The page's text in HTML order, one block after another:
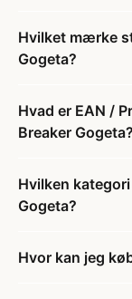
Hvilket mærke
Gogeta?
Hvad er EAN /
Breaker Gogeta?
Hvilken
Gogeta?
Hvor kan jeg